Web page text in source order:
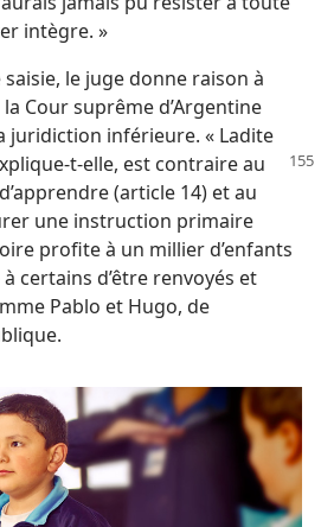
intègre. »
le juge donne raison à
la Cour suprême d’Argentine
juridiction inférieure. « Ladite
​t-​elle, est contraire au
(article 14) et au
une instruction primaire
profite à un millier d’enfants
certains d’être renvoyés et
Pablo et Hugo, de